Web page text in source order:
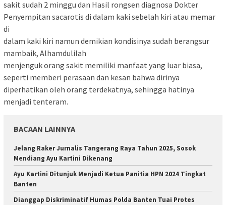
sakit sudah 2 minggu dan Hasil rongsen diagnosa Dokter
Penyempitan sacarotis di dalam kaki sebelah kiri atau memar
di
dalam kaki kiri namun demikian kondisinya sudah berangsur
mambaik, Alhamdulilah
menjenguk orang sakit memiliki manfaat yang luar biasa,
seperti memberi perasaan dan kesan bahwa dirinya
diperhatikan oleh orang terdekatnya, sehingga hatinya
menjadi tenteram.
BACAAN LAINNYA
Jelang Raker Jurnalis Tangerang Raya Tahun 2025, Sosok
Mendiang Ayu Kartini Dikenang
Ayu Kartini Ditunjuk Menjadi Ketua Panitia HPN 2024 Tingkat
Banten
Dianggap Diskriminatif Humas Polda Banten Tuai Protes